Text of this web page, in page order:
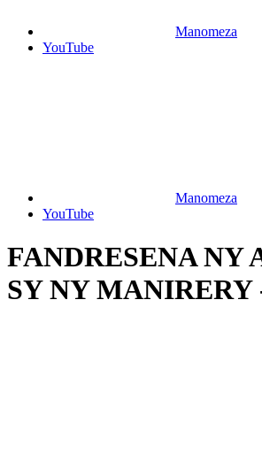
Manomeza
YouTube
Manomeza
YouTube
FANDRESENA NY
SY NY MANIRERY